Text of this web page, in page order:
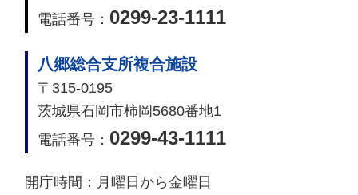
電話番号： 0299-23-1111
八郷総合支所複合施設
〒315-0195
茨城県石岡市柿岡5680番地1
電話番号： 0299-43-1111
開庁時間： 月曜日から金曜日